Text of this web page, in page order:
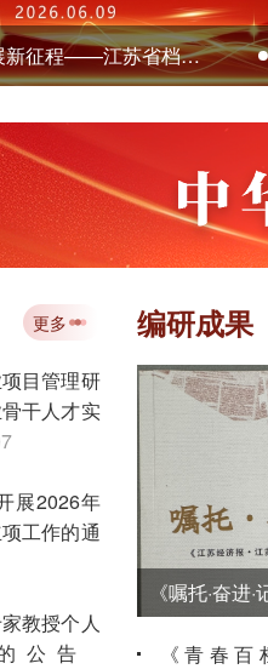
档案与时代同行 赋能发展新征程——江苏省档案馆举办2026年“6·9”国际档案日现场宣传活动
更多
目管理研
干人才实
展2026年
工作的通
教授个人
公告
编研成果
《青春